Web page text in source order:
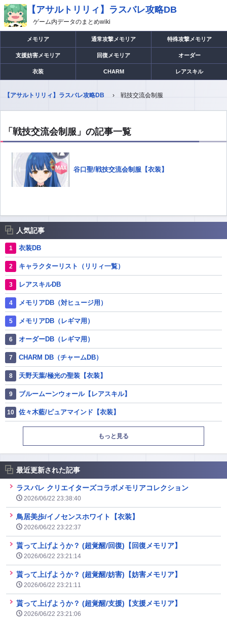
【アサルトリリィ】ラスバレ攻略DB
ゲーム内データのまとめwiki
メモリア 通常攻撃メモリア 特殊攻撃メモリア
支援妨害メモリア 回復メモリア オーダー
衣装 CHARM レアスキル
【アサルトリリィ】ラスバレ攻略DB 戦技交流会制服
「戦技交流会制服」の記事一覧
谷口聖/戦技交流会制服【衣装】
人気記事
衣装DB
キャラクターリスト（リリィ一覧）
レアスキルDB
メモリアDB（対ヒュージ用）
メモリアDB（レギマ用）
オーダーDB（レギマ用）
CHARM DB（チャームDB）
天野天葉/極光の聖装【衣装】
ブルームーンウォール【レアスキル】
佐々木藍/ピュアマインド【衣装】
もっと見る
最近更新された記事
ラスバレ クリエイターズコラボメモリアコレクション
2026/06/22 23:38:40
鳥居美歩/イノセンスホワイト【衣装】
2026/06/22 23:22:37
貰って上げようか？ (超覚醒/回復)【回復メモリア】
2026/06/22 23:21:14
貰って上げようか？ (超覚醒/妨害)【妨害メモリア】
2026/06/22 23:21:11
貰って上げようか？ (超覚醒/支援)【支援メモリア】
2026/06/22 23:21:06